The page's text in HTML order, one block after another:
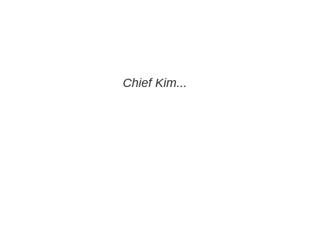
Chief Kim...